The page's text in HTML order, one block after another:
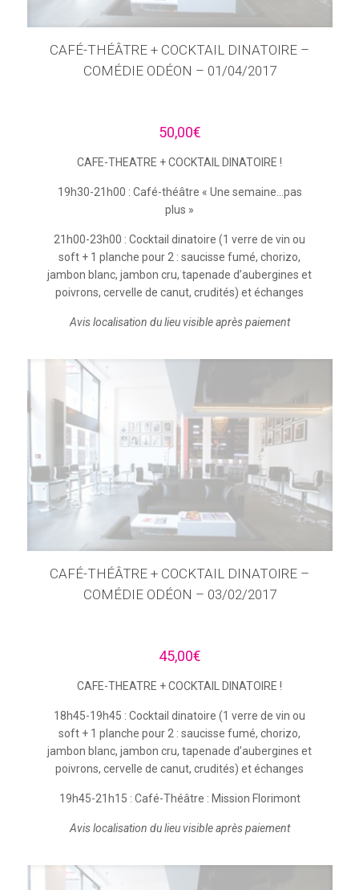
CAFÉ-THÉÂTRE + COCKTAIL DINATOIRE –
COMÉDIE ODÉON – 01/04/2017
50,00€
CAFE-THEATRE + COCKTAIL DINATOIRE !
19h30-21h00 : Café-théâtre « Une semaine…pas
plus »
21h00-23h00 : Cocktail dinatoire (1 verre de vin ou
soft + 1 planche pour 2 : saucisse fumé, chorizo,
jambon blanc, jambon cru, tapenade d’aubergines et
poivrons, cervelle de canut, crudités) et échanges
Avis localisation du lieu visible après paiement
CAFÉ-THÉÂTRE + COCKTAIL DINATOIRE –
COMÉDIE ODÉON – 03/02/2017
45,00€
CAFE-THEATRE + COCKTAIL DINATOIRE !
18h45-19h45 : Cocktail dinatoire (1 verre de vin ou
soft + 1 planche pour 2 : saucisse fumé, chorizo,
jambon blanc, jambon cru, tapenade d’aubergines et
poivrons, cervelle de canut, crudités) et échanges
19h45-21h15 : Café-Théâtre : Mission Florimont
Avis localisation du lieu visible après paiement